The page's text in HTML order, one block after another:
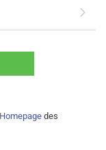
Homepage des